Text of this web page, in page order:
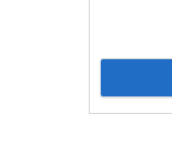
se si
alla